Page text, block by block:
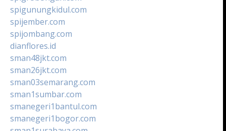
spigunungkidul.com
spijember.com
spijombang.com
dianflores.id
sman48jkt.com
sman26jkt.com
sman03semarang.com
sman1sumbar.com
smanegeri1bantul.com
smanegeri1bogor.com